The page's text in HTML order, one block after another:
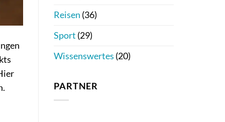
Reisen (36)
Sport (29)
Wissenswertes (20)
PARTNER